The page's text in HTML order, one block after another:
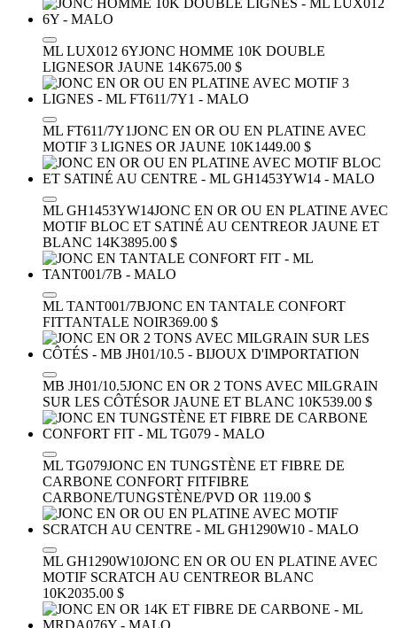
ML LUX012 6YJONC HOMME 10K DOUBLE
LIGNESOR JAUNE 14K675.00 $
ML FT611/7Y1JONC EN OR OU EN PLATINE AVEC
MOTIF 3 LIGNES OR JAUNE 10K1449.00 $
ML GH1453YW14JONC EN OR OU EN PLATINE AVEC
MOTIF BLOC ET SATINÉ AU CENTREOR JAUNE ET
BLANC 14K3895.00 $
ML TANT001/7BJONC EN TANTALE CONFORT
FITTANTALE NOIR369.00 $
MB JH01/10.5JONC EN OR 2 TONS AVEC MILGRAIN
SUR LES CÔTÉSOR JAUNE ET BLANC 10K539.00 $
ML TG079JONC EN TUNGSTÈNE ET FIBRE DE
CARBONE CONFORT FITFIBRE
CARBONE/TUNGSTÈNE/PVD OR 119.00 $
ML GH1290W10JONC EN OR OU EN PLATINE AVEC
MOTIF SCRATCH AU CENTREOR BLANC
10K2035.00 $